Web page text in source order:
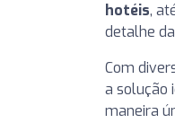
hotéis,
detalhe
Com
a solução
maneira